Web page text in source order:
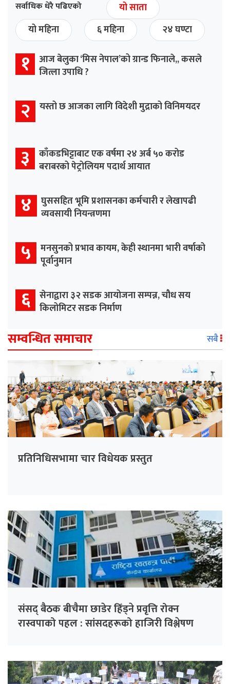
सर्वाधिक धेरै पढिएको
यो साता
यो महिना
६ महिना २४ घण्टा
१ आज बेलुका ‘मिस नेपाल’को ग्रान्ड फिनाले,, कसले
जित्ला उपाधि ?
२ यस्तो छ आजका लागि विदेशी मुद्राको विनिमयदर
३ काँकडभिट्टाबाट एक वर्षमा २४ अर्ब ५० करोड
बराबरको पेट्रोलियम पदार्थ आयात
४ घुससहित भूमि प्रशासनका कर्मचारी र लेखापढी
व्यवसायी नियन्त्रणमा
५ मनसुनको प्रभाव कायम, केही स्थानमा भारी वर्षाको
पूर्वानुमान
६ सेनाद्वारा ३२ सडक आयोजना सम्पन्न, चौध सय
किलोमिटर सडक निर्माण
सम्वन्धित समाचार सबै
प्रतिनिधिसभामा चार विधेयक प्रस्तुत
संसद् बैठक बीचैमा छाडेर हिँड्ने प्रवृत्ति रोक्न
रास्वपाको पहल : सांसदहरूको हाजिरी विश्लेषण